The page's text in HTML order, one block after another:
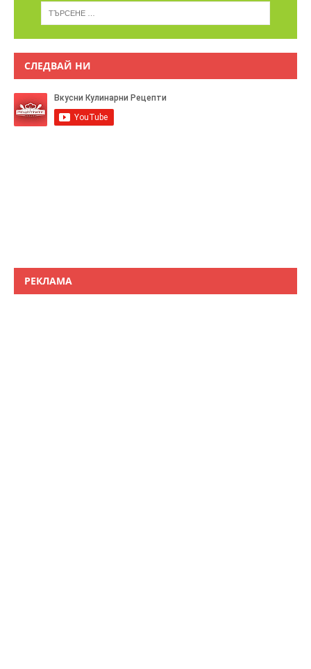
СЛЕДВАЙ НИ
РЕКЛАМА